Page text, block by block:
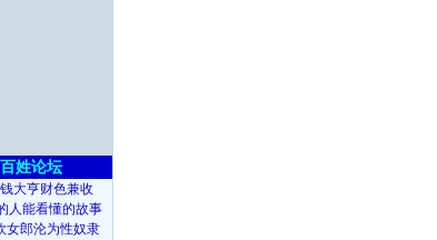
百姓论坛
大亨财色兼收
人能看懂的故事
女郎沦为性奴隶